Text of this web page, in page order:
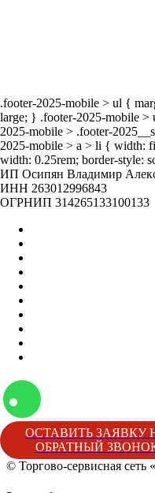
.footer-2025-mobile > ul {
large; } .footer-2025-mobile
2025-mobile > .footer-
2025-mobile > a > li { width:
width: 0.25rem; border-style:
ИП Осипян Владимир
ИНН 263012996843
ОГРНИП 314265133100133
ОСТАВИТЬ ЗАЯВКУ
ОБРАТНЫЙ
© Торгово-сервисная сеть